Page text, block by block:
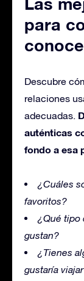
para
Descubre
relaciones
adecuadas.
auténticas
fondo a esa
¿Cuáles
favoritos?
¿Qué tipo
gustan?
¿Tienes
gustaría